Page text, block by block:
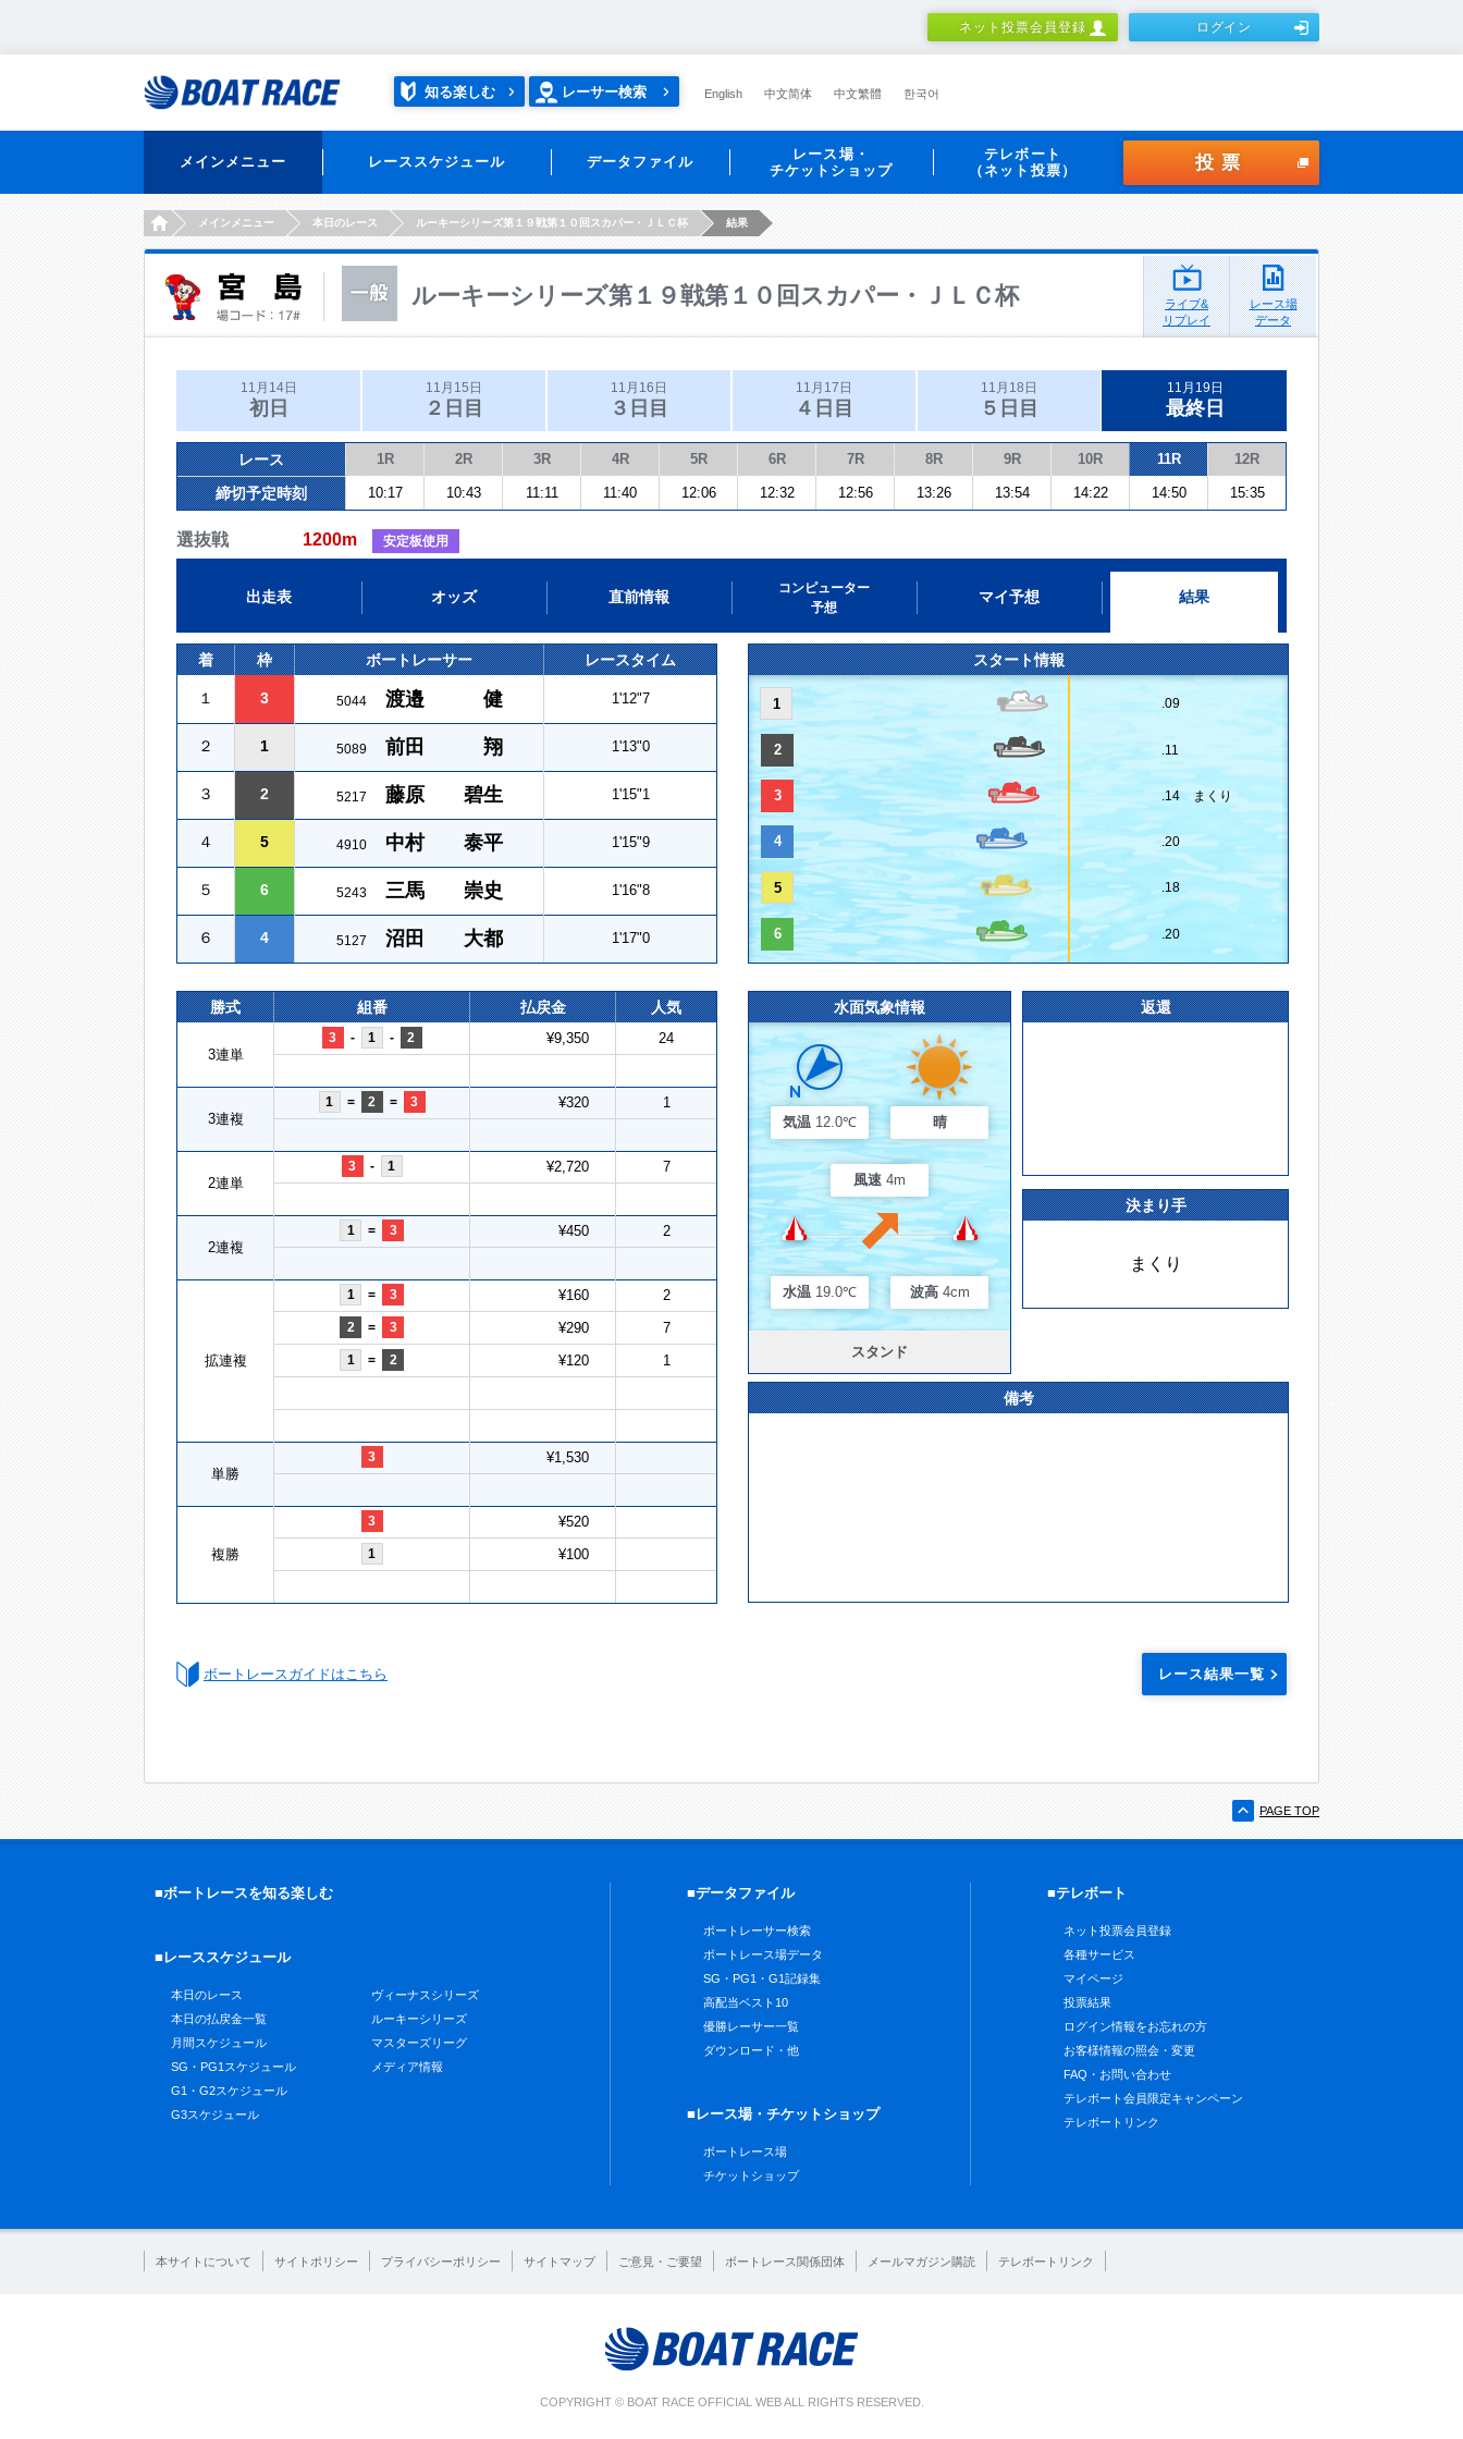
ネット投票会員登録 ログイン
知る楽しむ レーサー検索 English 中文简体 中文繁體 한국어
メインメニュー レーススケジュール データファイル
レース場・
チケットショップ
テレボート
（ネット投票）
投票
HOMEメインメニュー 本日のレース ルーキーシリーズ第１９戦第１０回スカパー・ＪＬＣ杯 結果
ルーキーシリーズ第１９戦第１０回スカパー・ＪＬＣ杯
ライブ&
リプレイ
レース場
データ
11月14日
初日
11月15日
２日目
11月16日
３日目
11月17日
４日目
11月18日
５日目
11月19日
最終日
レース 1R 2R 3R 4R 5R 6R 7R 8R 9R 10R 11R 12R
締切予定時刻 10:17 10:43 11:11 11:40 12:06 12:32 12:56 13:26 13:54 14:22 14:50 15:35
選抜戦 1200m 安定板使用
出走表 オッズ 直前情報
コンピューター
予想
マイ予想 結果
着 枠 ボートレーサー レースタイム
１ 3 5044 渡邉 健 1'12"7
２ 1 5089 前田 翔 1'13"0
３ 2 5217 藤原 碧生 1'15"1
４ 5 4910 中村 泰平 1'15"9
５ 6 5243 三馬 崇史 1'16"8
６ 4 5127 沼田 大都 1'17"0
スタート情報
1 .09
2 .11
3 .14 まくり
4 .20
5 .18
6 .20
勝式 組番 払戻金 人気
3連単
3 - 1 - 2 ¥9,350 24
3連複
1 = 2 = 3 ¥320 1
2連単
3 - 1 ¥2,720 7
2連複
1 = 3 ¥450 2
拡連複
1 = 3 ¥160 2
2 = 3 ¥290 7
1 = 2 ¥120 1
単勝
3 ¥1,530
複勝
3 ¥520
1 ¥100
水面気象情報
気温 12.0℃ 晴
風速 4m
水温 19.0℃ 波高 4cm
スタンド
返還
決まり手
まくり
備考
ボートレースガイドはこちら レース結果一覧
PAGE TOP
■ボートレースを知る楽しむ
■レーススケジュール
本日のレース
本日の払戻金一覧
月間スケジュール
SG・PG1スケジュール
G1・G2スケジュール
G3スケジュール
ヴィーナスシリーズ
ルーキーシリーズ
マスターズリーグ
メディア情報
■データファイル
ボートレーサー検索
ボートレース場データ
SG・PG1・G1記録集
高配当ベスト10
優勝レーサー一覧
ダウンロード・他
■レース場・チケットショップ
ボートレース場
チケットショップ
■テレボート
ネット投票会員登録
各種サービス
マイページ
投票結果
ログイン情報をお忘れの方
お客様情報の照会・変更
FAQ・お問い合わせ
テレボート会員限定キャンペーン
テレボートリンク
本サイトについて サイトポリシー プライバシーポリシー サイトマップ ご意見・ご要望 ボートレース関係団体 メールマガジン購読 テレボートリンク
COPYRIGHT © BOAT RACE OFFICIAL WEB ALL RIGHTS RESERVED.